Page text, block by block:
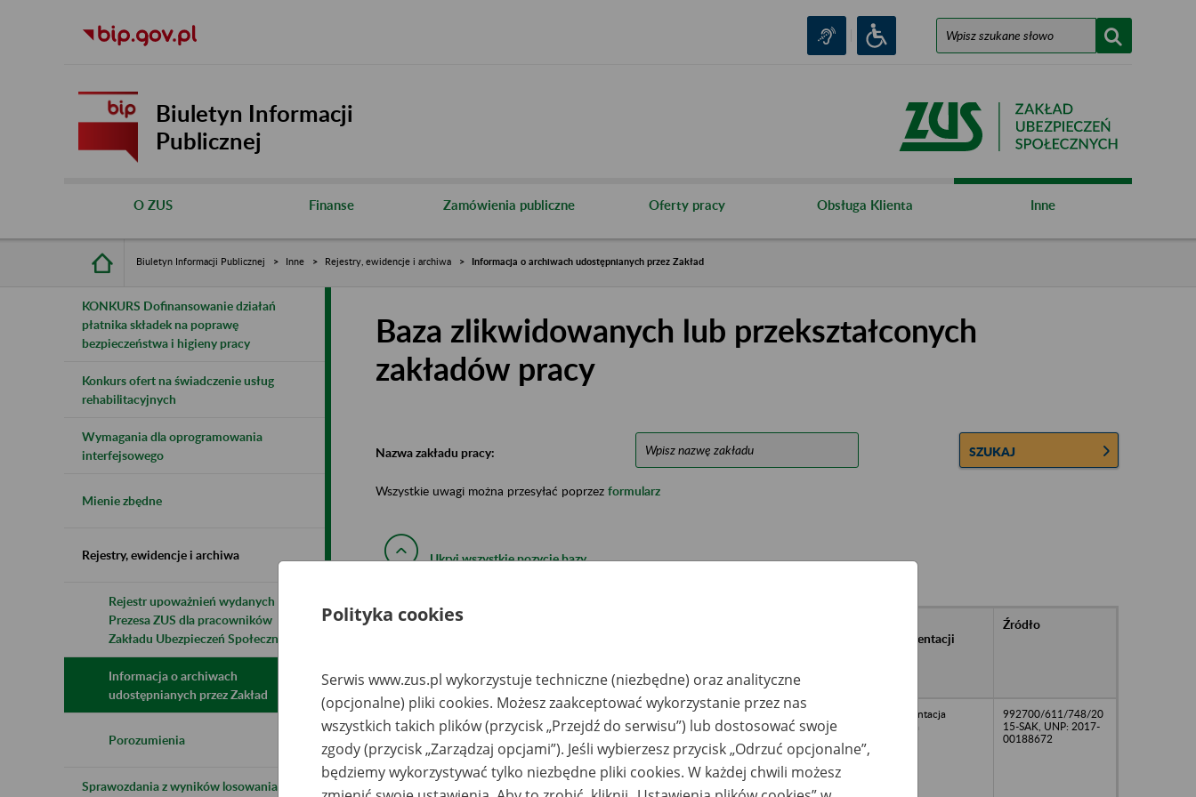
Biuletyn Informacji
Publicznej
O ZUS Finanse Zamówienia publiczne Oferty pracy Obsługa Klienta Inne
Biuletyn Informacji Publicznej Inne Rejestry, ewidencje i archiwa Informacja o archiwach udostępnianych przez Zakład
KONKURS Dofinansowanie działań
płatnika składek na poprawę
bezpieczeństwa i higieny pracy
Konkurs ofert na świadczenie usług
rehabilitacyjnych
Wymagania dla oprogramowania
interfejsowego
Mienie zbędne
Rejestry, ewidencje i archiwa
Rejestr upoważnień wydanych przez
Prezesa ZUS dla pracowników
Zakładu Ubezpieczeń Społecznych
Informacja o archiwach
udostępnianych przez Zakład
Porozumienia
Sprawozdania z wyników losowania do
Baza zlikwidowanych lub przekształconych
zakładów pracy
Nazwa zakładu pracy: SZUKAJ
Wszystkie uwagi można przesyłać poprzez formularz
Ukryj wszystkie pozycje bazy
Nazwa
państwowych
dokumentacji
Źródło
TV-Tech Investment 2
Sp. z o.o. w likwidacji,
Archiwum Państwowe
w Warszawie -
Archiwum
Dokumentacji
Osobowej i Płacowej
w Milanówku, ul.
Stefana Okrzei 1, 05-
dokumentacja
992700/611/748/20
15-SAK, UNP: 2017-
00188672
Polityka cookies
Serwis www.zus.pl wykorzystuje techniczne (niezbędne) oraz analityczne
(opcjonalne) pliki cookies. Możesz zaakceptować wykorzystanie przez nas
wszystkich takich plików (przycisk „Przejdź do serwisu”) lub dostosować swoje
zgody (przycisk „Zarządzaj opcjami”). Jeśli wybierzesz przycisk „Odrzuć opcjonalne”,
będziemy wykorzystywać tylko niezbędne pliki cookies. W każdej chwili możesz